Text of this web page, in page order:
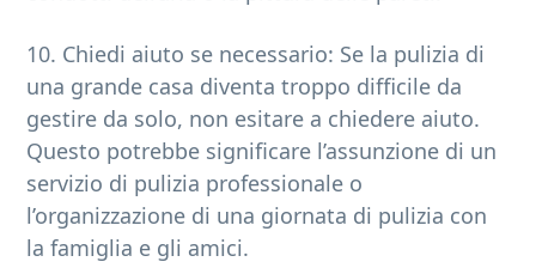
10. Chiedi aiuto se necessario: Se la pulizia di
una grande casa diventa troppo difficile da
gestire da solo, non esitare a chiedere aiuto.
Questo potrebbe significare l’assunzione di un
servizio di pulizia professionale o
l’organizzazione di una giornata di pulizia con
la famiglia e gli amici.